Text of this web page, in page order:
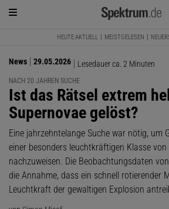
HEUTE AKTUELL MEISTGELESEN
News 29.05.2026 Lesedauer ca. 2 Minuten
NACH 20 JAHREN SUCHE
:
Ist das Rätsel extrem
Supernovae gelöst?
Eine jahrzehntelange Suche war nötig, um
einer besonders leuchtkräftigen Klasse
nachzuweisen. Die Beobachtungsdaten
die Annahme, dass ein schnell rotierender
Leuchtkraft der gewaltigen Explosion